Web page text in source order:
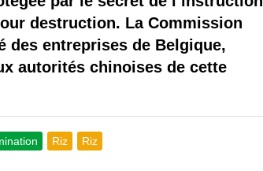
destruction. La Commission
des entreprises de Belgique,
autorités chinoises de cette
Riz Riz